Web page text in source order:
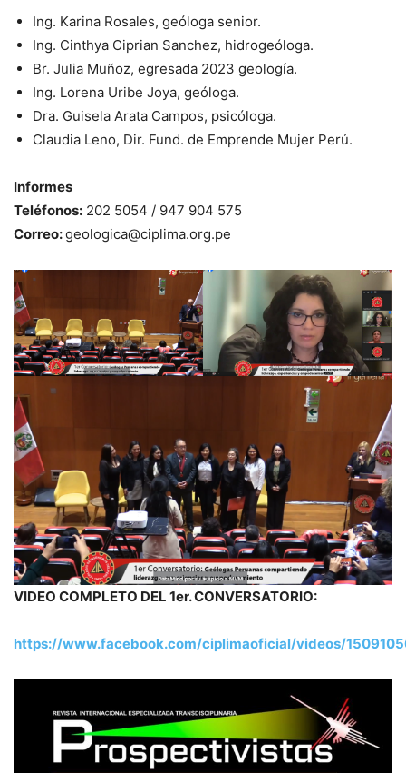
Ing. Karina Rosales, geóloga senior.
Ing. Cinthya Ciprian Sanchez, hidrogeóloga.
Br. Julia Muñoz, egresada 2023 geología.
Ing. Lorena Uribe Joya, geóloga.
Dra. Guisela Arata Campos, psicóloga.
Claudia Leno, Dir. Fund. de Emprende Mujer Perú.
Informes
Teléfonos: 202 5054 / 947 904 575
Correo:geologica@ciplima.org.pe
VIDEO COMPLETO DEL 1er. CONVERSATORIO:
https://www.facebook.com/ciplimaoficial/videos/